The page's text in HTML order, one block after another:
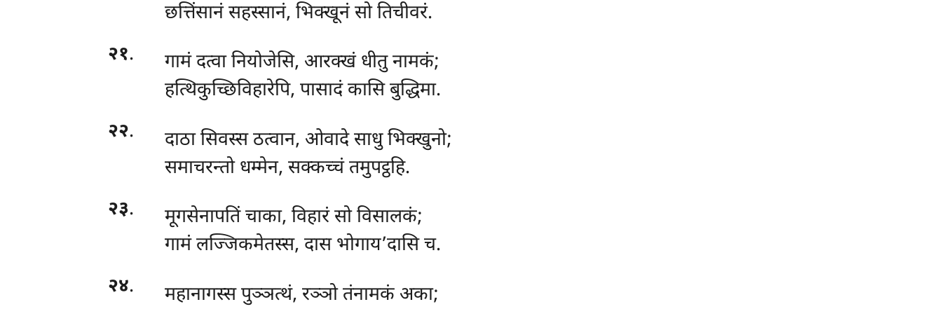
छत्तिंसानं सहस्सानं, भिक्खूनं सो तिचीवरं.
२१.
गामं दत्वा नियोजेसि, आरक्खं धीतु नामकं;
हत्थिकुच्छिविहारेपि, पासादं कासि बुद्धिमा.
२२.
दाठा सिवस्स ठत्वान, ओवादे साधु भिक्खुनो;
समाचरन्तो धम्मेन, सक्कच्चं तमुपट्ठहि.
२३.
मूगसेनापतिं चाका, विहारं सो विसालकं;
गामं लज्जिकमेतस्स, दास भोगाय’दासि च.
२४.
महानागस्स पुञ्ञत्थं, रञ्ञो तंनामकं अका;